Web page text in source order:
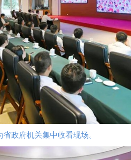
省政府机关集中收看现场。